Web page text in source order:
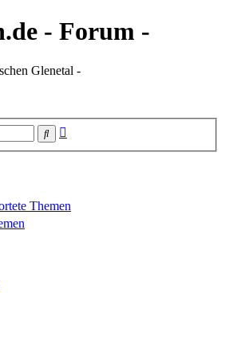
- Forum -
Glenetal -
Suche
Themen